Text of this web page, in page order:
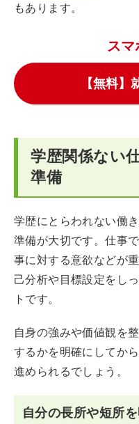
もあります。
スマ
【無料】
学歴関係ない
準備
学歴にとらわれない働
準備が大切です。仕事
事に対する意欲などが
己分析や目標設定をし
トです。
自身の強みや価値観を
するかを明確にしてか
進められるでしょう。
自分の長所や短所